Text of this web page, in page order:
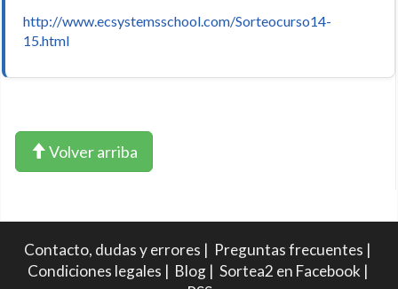
http://www.ecsystemsschool.com/Sorteocurso14-
15.html
Volver arriba
Contacto, dudas y errores | Preguntas frecuentes |
Condiciones legales | Blog| Sortea2 en Facebook |